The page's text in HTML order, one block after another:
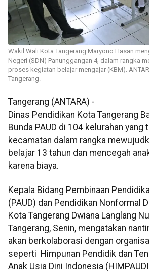
Wakil Wali Kota Tangerang Maryono Hasan
Negeri (SDN) Panunggangan 4, dalam rangka
proses kegiatan belajar mengajar (KBM).
Tangerang.
Tangerang (ANTARA) -
Dinas Pendidikan Kota Tangerang
Bunda PAUD di 104 kelurahan yang
kecamatan dalam rangka
belajar 13 tahun dan mencegah
karena biaya.
Kepala Bidang Pembinaan
(PAUD) dan Pendidikan Nonformal
Kota Tangerang Dwiana Langlang
Tangerang, Senin, mengatakan
akan berkolaborasi dengan
seperti Himpunan Pendidik dan
Anak Usia Dini Indonesia